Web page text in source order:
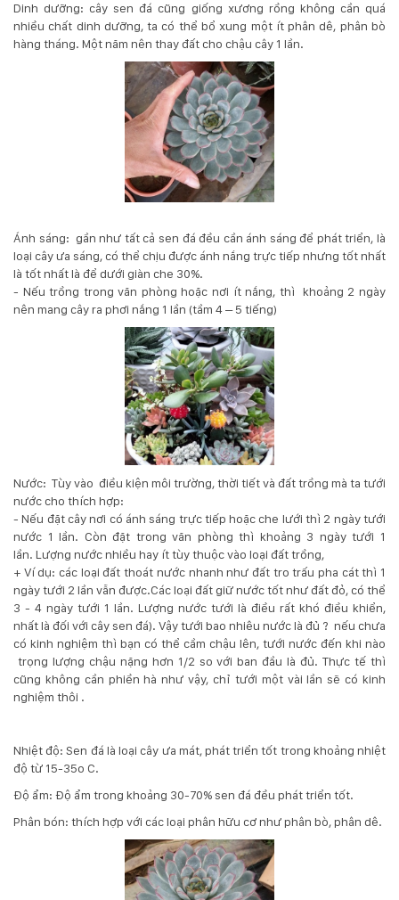
Dinh dưỡng: cây sen đá cũng giống xương rồng không cần quá
nhiều chất dinh dưỡng, ta có thể bổ xung một ít phân dê, phân bò
hàng tháng. Một năm nên thay đất cho chậu cây 1 lần.
Ánh sáng: gần như tất cả sen đá đều cần ánh sáng để phát triển, là
loại cây ưa sáng, có thể chịu được ánh nắng trực tiếp nhưng tốt nhất
là tốt nhất là để dưới giàn che 30%.
- Nếu trồng trong văn phòng hoặc nơi ít nắng, thì khoảng 2 ngày
nên mang cây ra phơi nắng 1 lần (tầm 4 – 5 tiếng)
Nước: Tùy vào điều kiện môi trường, thời tiết và đất trồng mà ta tưới
nước cho thích hợp:
- Nếu đặt cây nơi có ánh sáng trực tiếp hoặc che lưới thì 2 ngày tưới
nước 1 lần. Còn đặt trong văn phòng thì khoảng 3 ngày tưới 1
lần. Lượng nước nhiều hay ít tùy thuộc vào loại đất trồng,
+ Ví dụ: các loại đất thoát nước nhanh như đất tro trấu pha cát thì 1
ngày tưới 2 lần vẫn được.Các loại đất giữ nước tốt như đất đỏ, có thể
3 - 4 ngày tưới 1 lần. Lượng nước tưới là điều rất khó điều khiển,
nhất là đối với cây sen đá). Vậy tưới bao nhiêu nước là đủ ? nếu chưa
có kinh nghiệm thì bạn có thể cầm chậu lên, tưới nước đến khi nào
trọng lượng chậu nặng hơn 1/2 so với ban đầu là đủ. Thực tế thì
cũng không cần phiền hà như vậy, chỉ tưới một vài lần sẽ có kinh
nghiệm thôi .
Nhiệt độ: Sen đá là loại cây ưa mát, phát triển tốt trong khoảng nhiệt
độ từ 15-35o C.
Độ ẩm: Độ ẩm trong khoảng 30-70% sen đá đều phát triển tốt.
Phân bón: thích hợp với các loại phân hữu cơ như phân bò, phân dê.